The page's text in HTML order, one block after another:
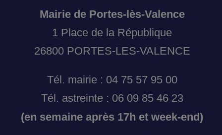
Mairie de Portes-lès-Valence
1 Place de la République
26800 PORTES-LES-VALENCE
Tél. mairie : 04 75 57 95 00
Tél. astreinte : 06 09 85 46 23
(en semaine après 17h et week-end)